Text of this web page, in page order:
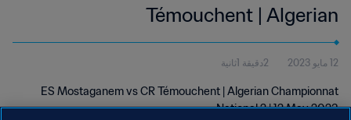
Témouchent | Algerian
Championnat National 2 | 12 May
2023
12 مايو 2023 2دقيقة 1ثانية
ES Mostaganem vs CR Témouchent | Algerian Championnat
National 2 | 12 May 2023